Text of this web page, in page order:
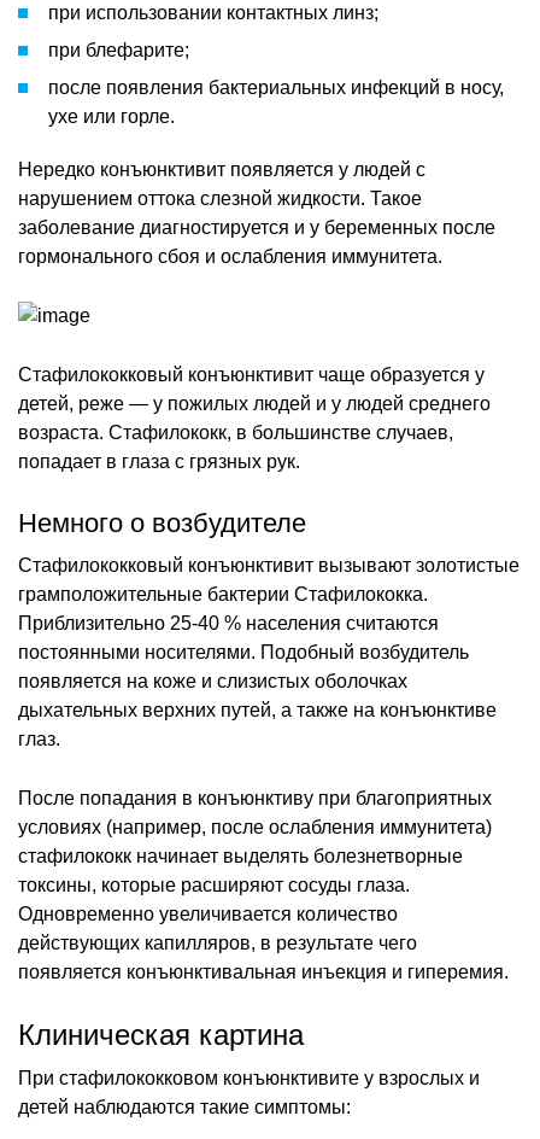
при использовании контактных линз;
при блефарите;
после появления бактериальных инфекций в носу,
ухе или горле.
Нередко конъюнктивит появляется у людей с
нарушением оттока слезной жидкости. Такое
заболевание диагностируется и у беременных после
гормонального сбоя и ослабления иммунитета.
Стафилококковый конъюнктивит чаще образуется у
детей, реже — у пожилых людей и у людей среднего
возраста. Стафилококк, в большинстве случаев,
попадает в глаза с грязных рук.
Немного о возбудителе
Стафилококковый конъюнктивит вызывают золотистые
грамположительные бактерии Стафилококка.
Приблизительно 25-40 % населения считаются
постоянными носителями. Подобный возбудитель
появляется на коже и слизистых оболочках
дыхательных верхних путей, а также на конъюнктиве
глаз.
После попадания в конъюнктиву при благоприятных
условиях (например, после ослабления иммунитета)
стафилококк начинает выделять болезнетворные
токсины, которые расширяют сосуды глаза.
Одновременно увеличивается количество
действующих капилляров, в результате чего
появляется конъюнктивальная инъекция и гиперемия.
Клиническая картина
При стафилококковом конъюнктивите у взрослых и
детей наблюдаются такие симптомы: